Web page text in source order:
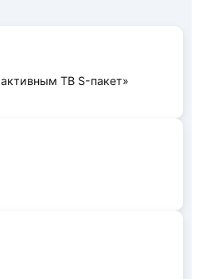
ТВ S-пакет»